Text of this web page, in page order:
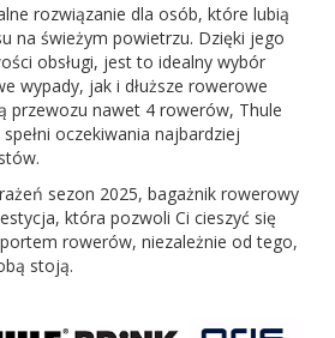
rozwiązanie dla osób, które lubią
na świeżym powietrzu. Dzięki jego
obsługi, jest to idealny wybór
wypady, jak i dłuższe rowerowe
przewozu nawet 4 rowerów, Thule
oczekiwania najbardziej
sezon 2025, bagażnik rowerowy
która pozwoli Ci cieszyć się
rowerów, niezależnie od tego,
stoją.